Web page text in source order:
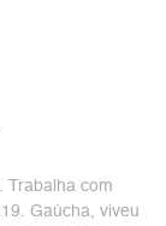
Trabalha com
Gaúcha, viveu